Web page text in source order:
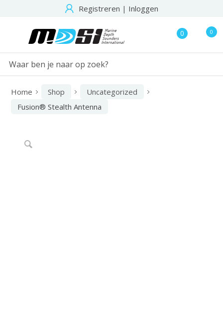
Registreren | Inloggen
0 0
Home Shop
Uncategorized
Fusion® Stealth Antenna